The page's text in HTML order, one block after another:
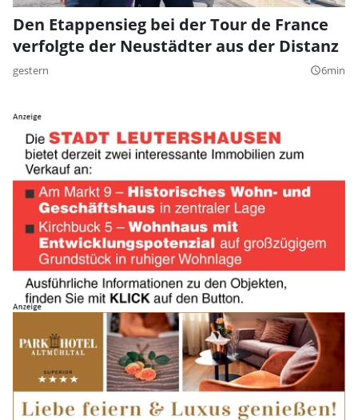
Den Etappensieg bei der Tour de France
verfolgte der Neustädter aus der Distanz
gestern query_builder6min